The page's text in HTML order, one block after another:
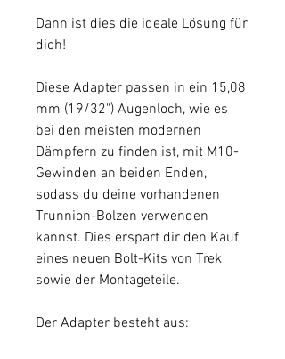
Dann ist dies die ideale Lösung für
dich!
Diese Adapter passen in ein 15,08
mm (19/32") Augenloch, wie es
bei den meisten modernen
Dämpfern zu finden ist, mit M10-
Gewinden an beiden Enden,
sodass du deine vorhandenen
Trunnion-Bolzen verwenden
kannst. Dies erspart dir den Kauf
eines neuen Bolt-Kits von Trek
sowie der Montageteile.
Der Adapter besteht aus: